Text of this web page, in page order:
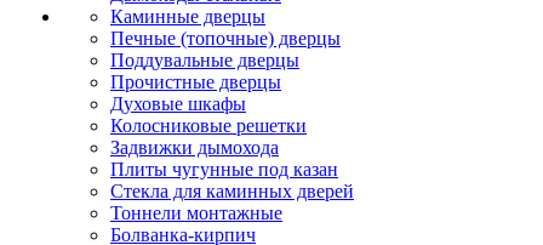
Каминные дверцы
Печные (топочные) дверцы
Поддувальные дверцы
Прочистные дверцы
Духовые шкафы
Колосниковые решетки
Задвижки дымохода
Плиты чугунные под казан
Стекла для каминных дверей
Тоннели монтажные
Болванка-кирпич